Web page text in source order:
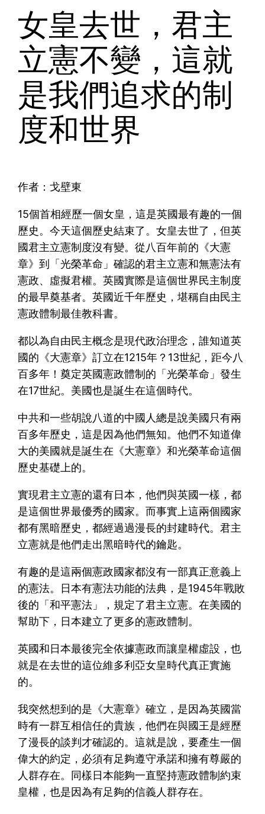
女皇去世，君主
立憲不變，這就
是我們追求的制
度和世界
作者：戈壁東
15個首相經歷一個女皇，這是英國最有趣的一個
歷史。今天這個歷史結束了。女皇去世了，但英
國君主立憲制度沒有變。從八百年前的《大憲
章》到「光榮革命」確認的君主立憲和無憲法有
憲政、虛擬君權。英國實際是這個世界民主制度
的最早奠基者。英國近千年歷史，堪稱自由民主
憲政體制最佳教科書。
都以為自由民主概念是現代政治理念，誰知道英
國的《大憲章》訂立在1215年？13世紀，距今八
百多年！奠定英國憲政體制的「光榮革命」發生
在17世紀。美國也是誕生在這個時代。
中共和一些胡說八道的中國人總是說美國只有兩
百多年歷史，這是因為他們無知。他們不知道偉
大的美國就是誕生在《大憲章》和光榮革命這個
歷史基礎上的。
實現君主立憲的還有日本，他們與英國一樣，都
是這個世界最優秀的國家。而事實上這兩個國家
都有黑暗歷史，都經過過漫長的封建時代。君主
立憲就是他們走出黑暗時代的鑰匙。
有趣的是這兩個憲政國家都沒有一部真正意義上
的憲法。日本有憲法功能的法典，是1945年戰敗
後的「和平憲法」，規定了君主立憲。在美國的
幫助下，日本建立了更多的憲政體制。
英國和日本最後完全依據憲政而讓皇權虛設，也
就是在去世的這位維多利亞女皇時代真正實施
的。
我突然想到的是《大憲章》確立，是因為英國當
時有一群互相信任的貴族，他們在與國王是經歷
了漫長的談判才確認的。這就是說，要產生一個
偉大的約定，必須有足夠遵守承諾和擁有尊嚴的
人群存在。同樣日本能夠一直堅持憲政體制約束
皇權，也是因為有足夠的信義人群存在。